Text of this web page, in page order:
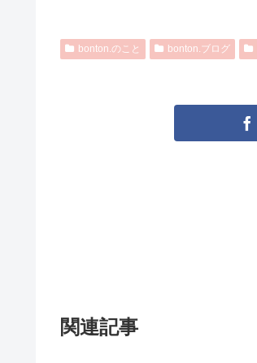
bonton.のこと bonton.ブログ
関連記事